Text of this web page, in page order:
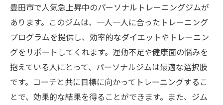
豊田市で人気急上昇中のパーソナルトレーニングジムが
あります。このジムは、一人一人に合ったトレーニング
プログラムを提供し、効率的なダイエットやトレーニン
グをサポートしてくれます。運動不足や健康面の悩みを
抱えている人にとって、パーソナルジムは最適な選択肢
です。コーチと共に目標に向かってトレーニングするこ
とで、効果的な結果を得ることができます。また、ジム